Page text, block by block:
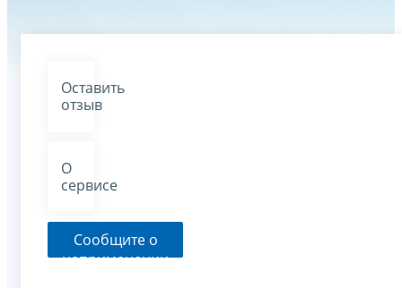
Оставить
отзыв
О
сервисе
Сообщите о
неприменении